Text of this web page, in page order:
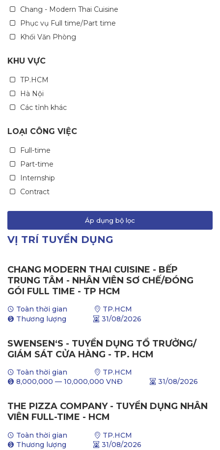
Chang - Modern Thai Cuisine
Phục vụ Full time/Part time
Khối Văn Phòng
KHU VỰC
TP.HCM
Hà Nội
Các tỉnh khác
LOẠI CÔNG VIỆC
Full-time
Part-time
Internship
Contract
Áp dụng bộ lọc
VỊ TRÍ TUYỂN DỤNG
CHANG MODERN THAI CUISINE - BẾP
TRUNG TÂM - NHÂN VIÊN SƠ CHẾ/ĐÓNG
GÓI FULL TIME - TP HCM
Toàn thời gian
TP.HCM
Thương lượng
31/08/2026
SWENSEN‘S - TUYỂN DỤNG TỔ TRƯỞNG/
GIÁM SÁT CỬA HÀNG - TP. HCM
Toàn thời gian
TP.HCM
8,000,000 — 10,000,000 VNĐ 31/08/2026
THE PIZZA COMPANY - TUYỂN DỤNG NHÂN
VIÊN FULL-TIME - HCM
Toàn thời gian
TP.HCM
Thương lượng
31/08/2026